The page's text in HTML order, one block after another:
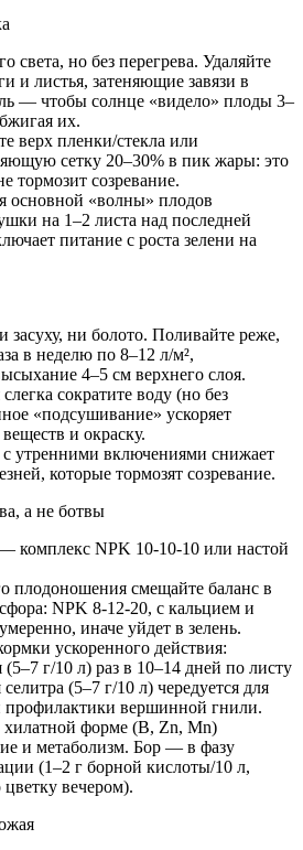
света, но без перегрева. Удаляйте
и листья, затеняющие завязи в
— чтобы солнце «видело» плоды 3–
их.
верх пленки/стекла или
сетку 20–30% в пик жары: это
тормозит созревание.
основной «волны» плодов
на 1–2 листа над последней
питание с роста зелени на
ни болото. Поливайте реже,
в неделю по 8–12 л/м²,
4–5 см верхнего слоя.
сократите воду (но без
«подсушивание» ускоряет
и окраску.
утренними включениями снижает
которые тормозят созревание.
а не ботвы
комплекс NPK 10-10-10 или настой
плодоношения смещайте баланс в
NPK 8-12-20, с кальцием и
иначе уйдет в зелень.
ускоренного действия:
г/10 л) раз в 10–14 дней по листу
(5–7 г/10 л) чередуется для
вершинной гнили.
форме (B, Zn, Mn)
и метаболизм. Бор — в фазу
(1–2 г борной кислоты/10 л,
вечером).